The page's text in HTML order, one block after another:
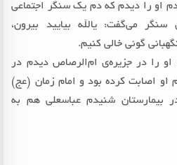
او را دیدم که دم یک سنگر اجتماعی
می‌گفت: یالله بیایید بیرون،
گونی خالی کنیم.
4 یک لحظه او را در جزیره‌ی ام‌الرصاص دیدم در
اصابت کرده بود و امام زمان (عج)
بیمارستان شنیدم عباسعلی هم به